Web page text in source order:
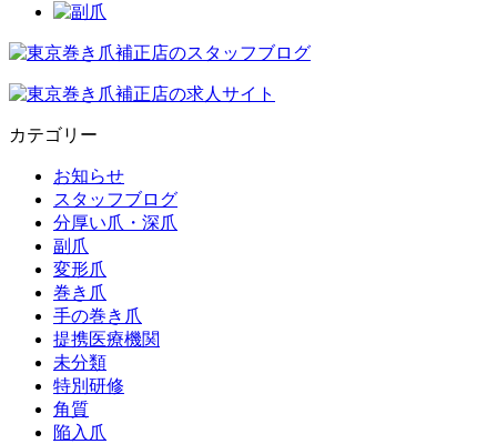
カテゴリー
お知らせ
スタッフブログ
分厚い爪・深爪
副爪
変形爪
巻き爪
手の巻き爪
提携医療機関
未分類
特別研修
角質
陥入爪